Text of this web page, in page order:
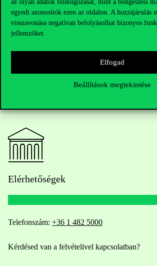
az olyan adatok feldolgozását, mint a böngészési
egyedi azonosítók ezen az oldalon. A hozzájárulás
visszavonása negatívan befolyásolhat bizonyos
jellemzőket.
Elfogad
Beállítások megtekintése
Elérhetőségek
Telefonszám: +36 1 482 5000
Kérdésed van a felvételivel kapcsolatban?